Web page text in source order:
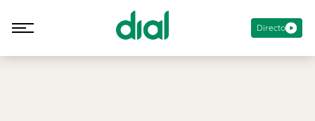
Directo